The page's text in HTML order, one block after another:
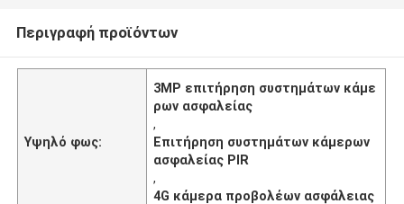
Περιγραφή προϊόντων
Υψηλό φως:
3MP επιτήρηση συστημάτων κάμε
ρων ασφαλείας
,
Επιτήρηση συστημάτων κάμερων
ασφαλείας PIR
,
4G κάμερα προβολέων ασφάλειας